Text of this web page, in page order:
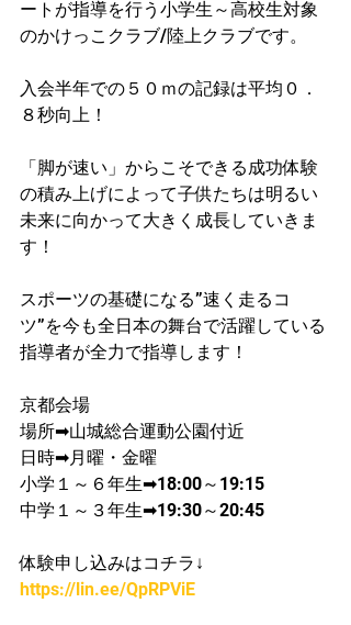
ートが指導を行う小学生～高校生対象
のかけっこクラブ/陸上クラブです。
入会半年での５０ｍの記録は平均０．
８秒向上！​
「脚が速い」からこそできる成功体験
の積み上げによって子供たちは明るい
未来に向かって大きく成長していきま
す！
スポーツの基礎になる”速く走るコ
ツ”を今も全日本の舞台で活躍している
指導者が​全力で指導します！
京都会場
場所➡山城総合運動公園付近
日時➡月曜・金曜
​小学１～６年生➡18:00～19:15
中学１～３年生➡19:30～20:45
体験申し込みはコチラ↓
https://lin.ee/QpRPViE